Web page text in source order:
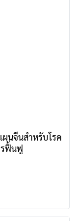
นจีนสำหรับโรค
รฟื้นฟู